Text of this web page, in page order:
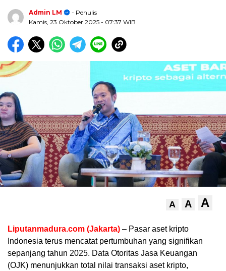
Admin LM
- Penulis
Kamis, 23 Oktober 2025 - 07:37 WIB
A A A
Liputanmadura.com (Jakarta) – Pasar aset kripto
Indonesia terus mencatat pertumbuhan yang signifikan
sepanjang tahun 2025. Data Otoritas Jasa Keuangan
(OJK) menunjukkan total nilai transaksi aset kripto,